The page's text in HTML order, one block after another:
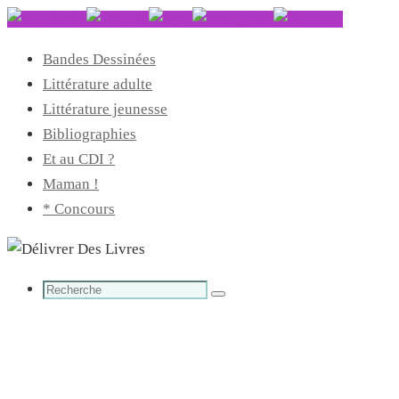
Bandes Dessinées
Littérature adulte
Littérature jeunesse
Bibliographies
Et au CDI ?
Maman !
* Concours
Search
Search